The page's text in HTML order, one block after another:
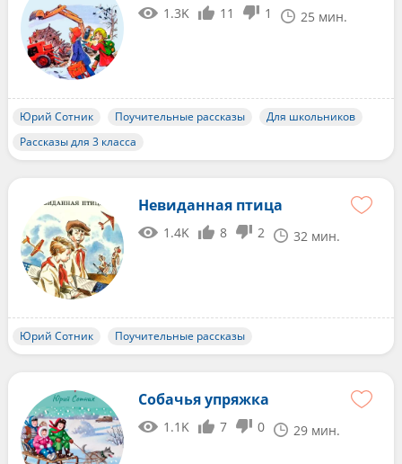
1.3K 11 1 25 мин.
Юрий Сотник Поучительные рассказы
Для школьников
Рассказы для 3 класса
Невиданная птица
1.4K 8 2 32 мин.
Юрий Сотник Поучительные рассказы
Собачья упряжка
1.1K 7 0 29 мин.